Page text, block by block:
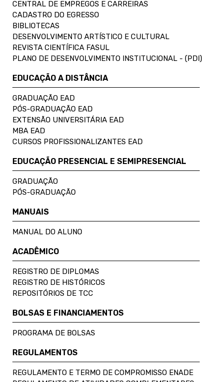
CENTRAL DE EMPREGOS E CARREIRAS
CADASTRO DO EGRESSO
BIBLIOTECAS
DESENVOLVIMENTO ARTÍSTICO E CULTURAL
REVISTA CIENTÍFICA FASUL
PLANO DE DESENVOLVIMENTO INSTITUCIONAL - (PDI)
EDUCAÇÃO A DISTÂNCIA
GRADUAÇÃO EAD
PÓS-GRADUAÇÃO EAD
EXTENSÃO UNIVERSITÁRIA EAD
MBA EAD
CURSOS PROFISSIONALIZANTES EAD
EDUCAÇÃO PRESENCIAL E SEMIPRESENCIAL
GRADUAÇÃO
PÓS-GRADUAÇÃO
MANUAIS
MANUAL DO ALUNO
ACADÊMICO
REGISTRO DE DIPLOMAS
REGISTRO DE HISTÓRICOS
REPOSITÓRIOS DE TCC
BOLSAS E FINANCIAMENTOS
PROGRAMA DE BOLSAS
REGULAMENTOS
REGULAMENTO E TERMO DE COMPROMISSO ENADE